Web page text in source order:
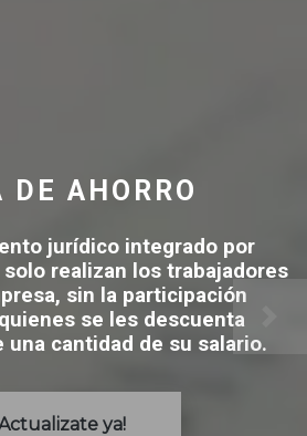
DE AHORRO
jurídico integrado por
realizan los trabajadores
sin la participación
se les descuenta
una cantidad de su salario.
ya!